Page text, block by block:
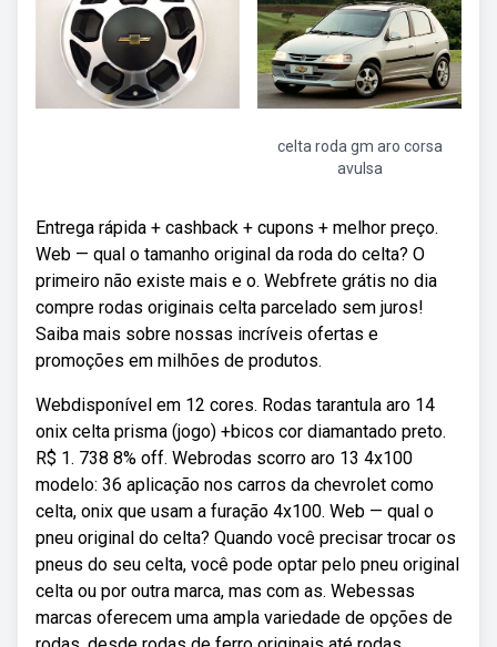
celta roda gm aro corsa
avulsa
Entrega rápida + cashback + cupons + melhor preço.
Web — qual o tamanho original da roda do celta? O
primeiro não existe mais e o. Webfrete grátis no dia
compre rodas originais celta parcelado sem juros!
Saiba mais sobre nossas incríveis ofertas e
promoções em milhões de produtos.
Webdisponível em 12 cores. Rodas tarantula aro 14
onix celta prisma (jogo) +bicos cor diamantado preto.
R$ 1. 738 8% off. Webrodas scorro aro 13 4x100
modelo: 36 aplicação nos carros da chevrolet como
celta, onix que usam a furação 4x100. Web — qual o
pneu original do celta? Quando você precisar trocar os
pneus do seu celta, você pode optar pelo pneu original
celta ou por outra marca, mas com as. Webessas
marcas oferecem uma ampla variedade de opções de